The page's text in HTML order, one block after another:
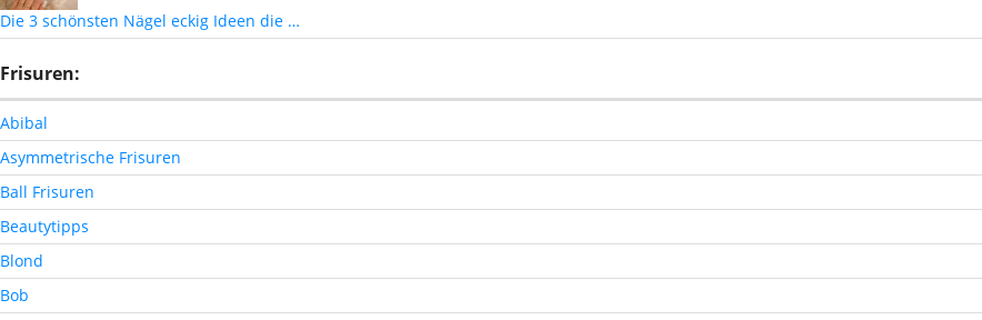
Die 3 schönsten Nägel eckig Ideen die …
Frisuren:
Abibal
Asymmetrische Frisuren
Ball Frisuren
Beautytipps
Blond
Bob